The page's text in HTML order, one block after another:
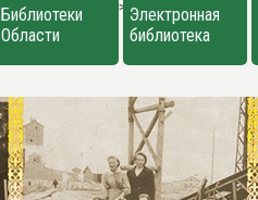
>
Библиотеки
Области
Электронная
библиотека